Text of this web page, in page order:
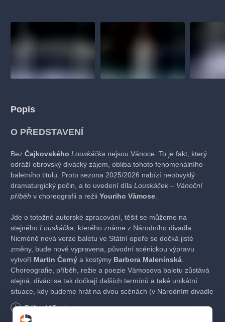
Popis
O PŘEDSTAVENÍ
Bez Čajkovského Louskáčka nejsou Vánoce. To je fakt, který
odráží obrovský divácký zájem, obliba tohoto fenomenálního
baletního titulu. Proto sezona 2025/2026 nabízí neobvyklý
dramaturgický počin, a to uvedení díla Louskáček – Vánoční
příběh v choreografii a režii Youriho Vàmose
Jde o totožné autorské zpracování, těšit se můžeme na
stejného Louskáčka, kterého známe z Národního divadla.
Nicméně nová verze baletu ve Státní opeře se dočká jisté
změny, bude nově vypravena, původní scénickou výpravu
vytvoří Martin Černý a kostýmy Barbora Malenínská
Choreografie, příběh, režie a poezie Vàmosova baletu zůstává
stejná, diváci se tak dočkají dalších termínů a také unikátní
situace, kdy budeme hrát na dvou scénách (v Národním divadle
a ve Státní opeře) stejný titul – jen v jiné vizuální podobě.
Délka 115 minut